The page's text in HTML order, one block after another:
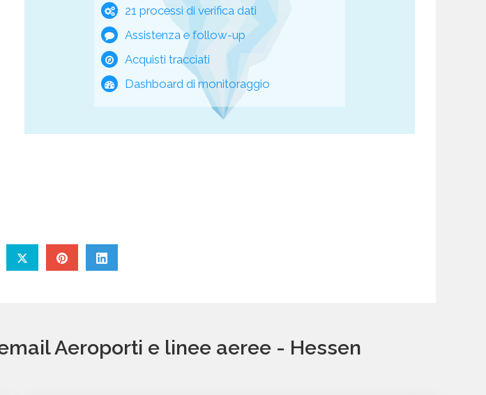
21 processi di verifica dati
Assistenza e follow-up
Acquisti tracciati
Dashboard di monitoraggio
Aeroporti e linee aeree - Hessen